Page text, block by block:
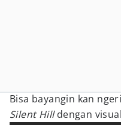
Bisa bayangin kan
Silent Hilldengan